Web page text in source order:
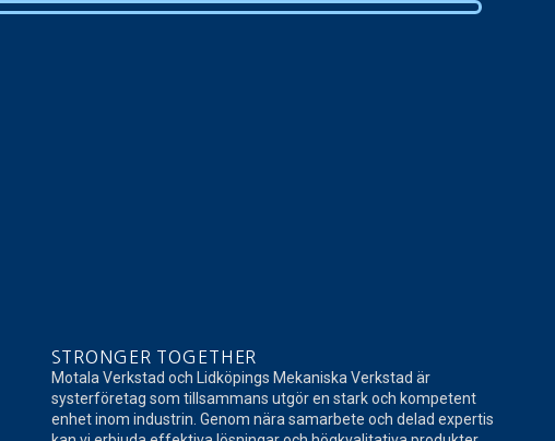
STRONGER TOGETHER
Motala Verkstad och Lidköpings Mekaniska Verkstad är
systerföretag som tillsammans utgör en stark och kompetent
enhet inom industrin. Genom nära samarbete och delad expertis